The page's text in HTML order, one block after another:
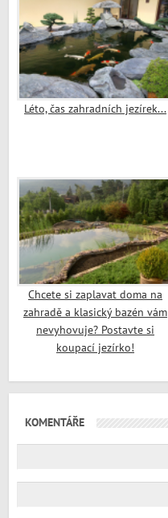
Léto, čas zahradních jezírek...
Chcete si zaplavat doma na
zahradě a klasický bazén vám
nevyhovuje? Postavte si
koupací jezírko!
KOMENTÁŘE